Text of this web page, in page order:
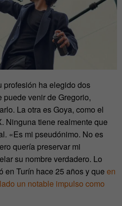
profesión ha elegido dos
puede venir de Gregorio,
La otra es Goya, como el
Ninguna tiene realmente que
«Es mi pseudónimo. No es
quería preservar mi
su nombre verdadero. Lo
en Turín hace 25 años y que en
un notable impulso como